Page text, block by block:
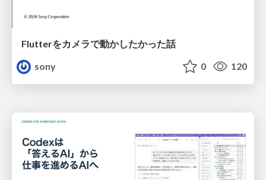
Flutterをカメラで動かしたかった話
sony
0 120